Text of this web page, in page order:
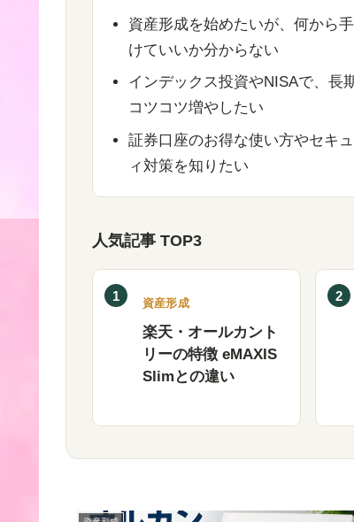
資産形成を始めたいが、何から
けていいか分からない
インデックス投資やNISAで、長
コツコツ増やしたい
証券口座のお得な使い方やセキ
ィ対策を知りたい
人気記事 TOP3
1 資産形成
楽天・オールカント
リーの特徴 eMAXIS
Slimとの違い
2